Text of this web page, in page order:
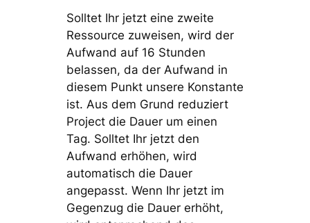
Solltet Ihr jetzt eine zweite
Ressource zuweisen, wird der
Aufwand auf 16 Stunden
belassen, da der Aufwand in
diesem Punkt unsere Konstante
ist. Aus dem Grund reduziert
Project die Dauer um einen
Tag. Solltet Ihr jetzt den
Aufwand erhöhen, wird
automatisch die Dauer
angepasst. Wenn Ihr jetzt im
Gegenzug die Dauer erhöht,